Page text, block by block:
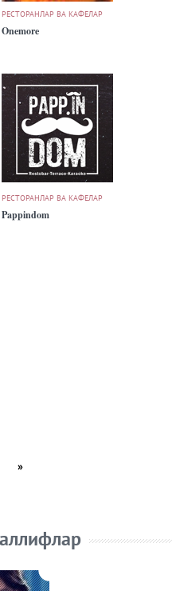
РЕСТОРАНЛАР ВА КАФЕЛАР
Onemore
РЕСТОРАНЛАР ВА КАФЕЛАР
Pappindom
»